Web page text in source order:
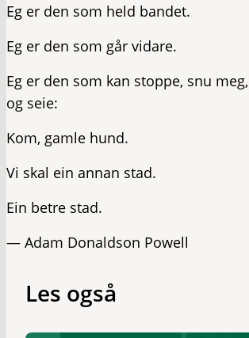
Eg er den som held bandet.
Eg er den som går vidare.
Eg er den som kan stoppe, snu meg,
og seie:
Kom, gamle hund.
Vi skal ein annan stad.
Ein betre stad.
— Adam Donaldson Powell
Les også